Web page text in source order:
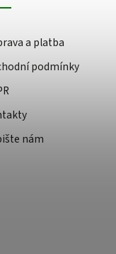
a platba
podmínky
nám